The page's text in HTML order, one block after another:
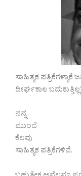
ಸಾಹಿತ್ಯಕ ಪತ್ರಿಕೆಗಳ್ಯಾಕೆ
ದೀರ್ಘಕಾಲ
ನನ್ನ
ಮುಂದೆ
ಕೆಲವು
ಸಾಹಿತ್ಯಕ ಪತ್ರಿಕೆಗಳಿವೆ.